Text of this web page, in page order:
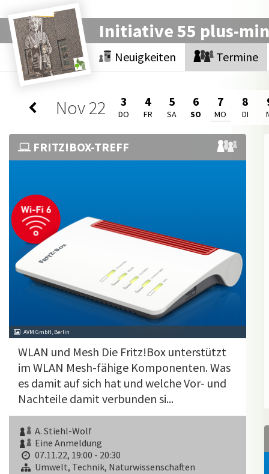
Initiative 55 plus-
Neuigkeiten Termine
Nov22 3
DO
4
FR
5
SA
6
SO
7
MO
8
DI
FRITZ!BOX-TREFF
AVM GmbH, Berlin
WLAN und Mesh Die Fritz!Box unterstützt
im WLAN Mesh-fähige Komponenten. Was
es damit auf sich hat und welche Vor- und
Nachteile damit verbunden si...
A. Stiehl-Wolf
Eine Anmeldung
07.11.22, 19:00 - 20:30
Umwelt, Technik, Naturwissenschaften